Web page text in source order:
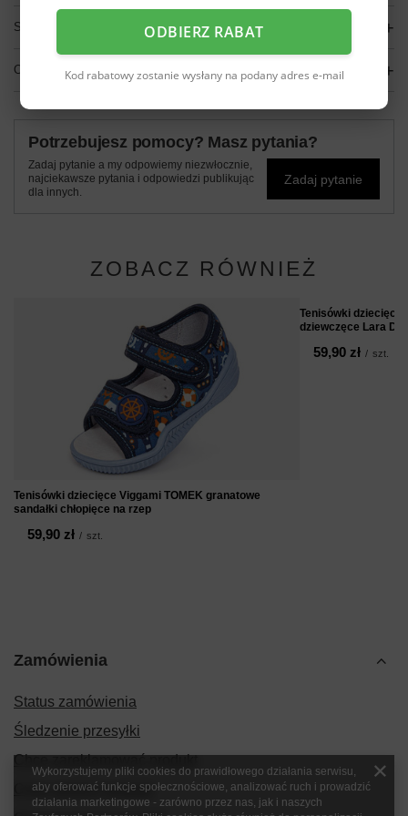
SZCZEGÓŁOWE DANE
OPINIE (0)
Potrzebujesz pomocy? Masz pytania?
Zadaj pytanie a my odpowiemy niezwłocznie,
najciekawsze pytania i odpowiedzi publikując
dla innych.
Zadaj pytanie
ZOBACZ RÓWNIEŻ
Tenisówki dziecięce Viggami TOMEK granatowe
sandałki chłopięce na rzep
59,90 zł / szt.
Tenisówki dziecięce
dziewczęce Lara
59,90 zł / szt.
Zamówienia
Status zamówienia
Śledzenie przesyłki
Chcę zareklamować produkt
Chcę zwrócić produkt
ODBIERZ RABAT
Kod rabatowy zostanie wysłany na podany adres e-mail
Wykorzystujemy pliki cookies do prawidłowego działania serwisu,
aby oferować funkcje społecznościowe, analizować ruch i prowadzić
działania marketingowe - zarówno przez nas, jak i naszych